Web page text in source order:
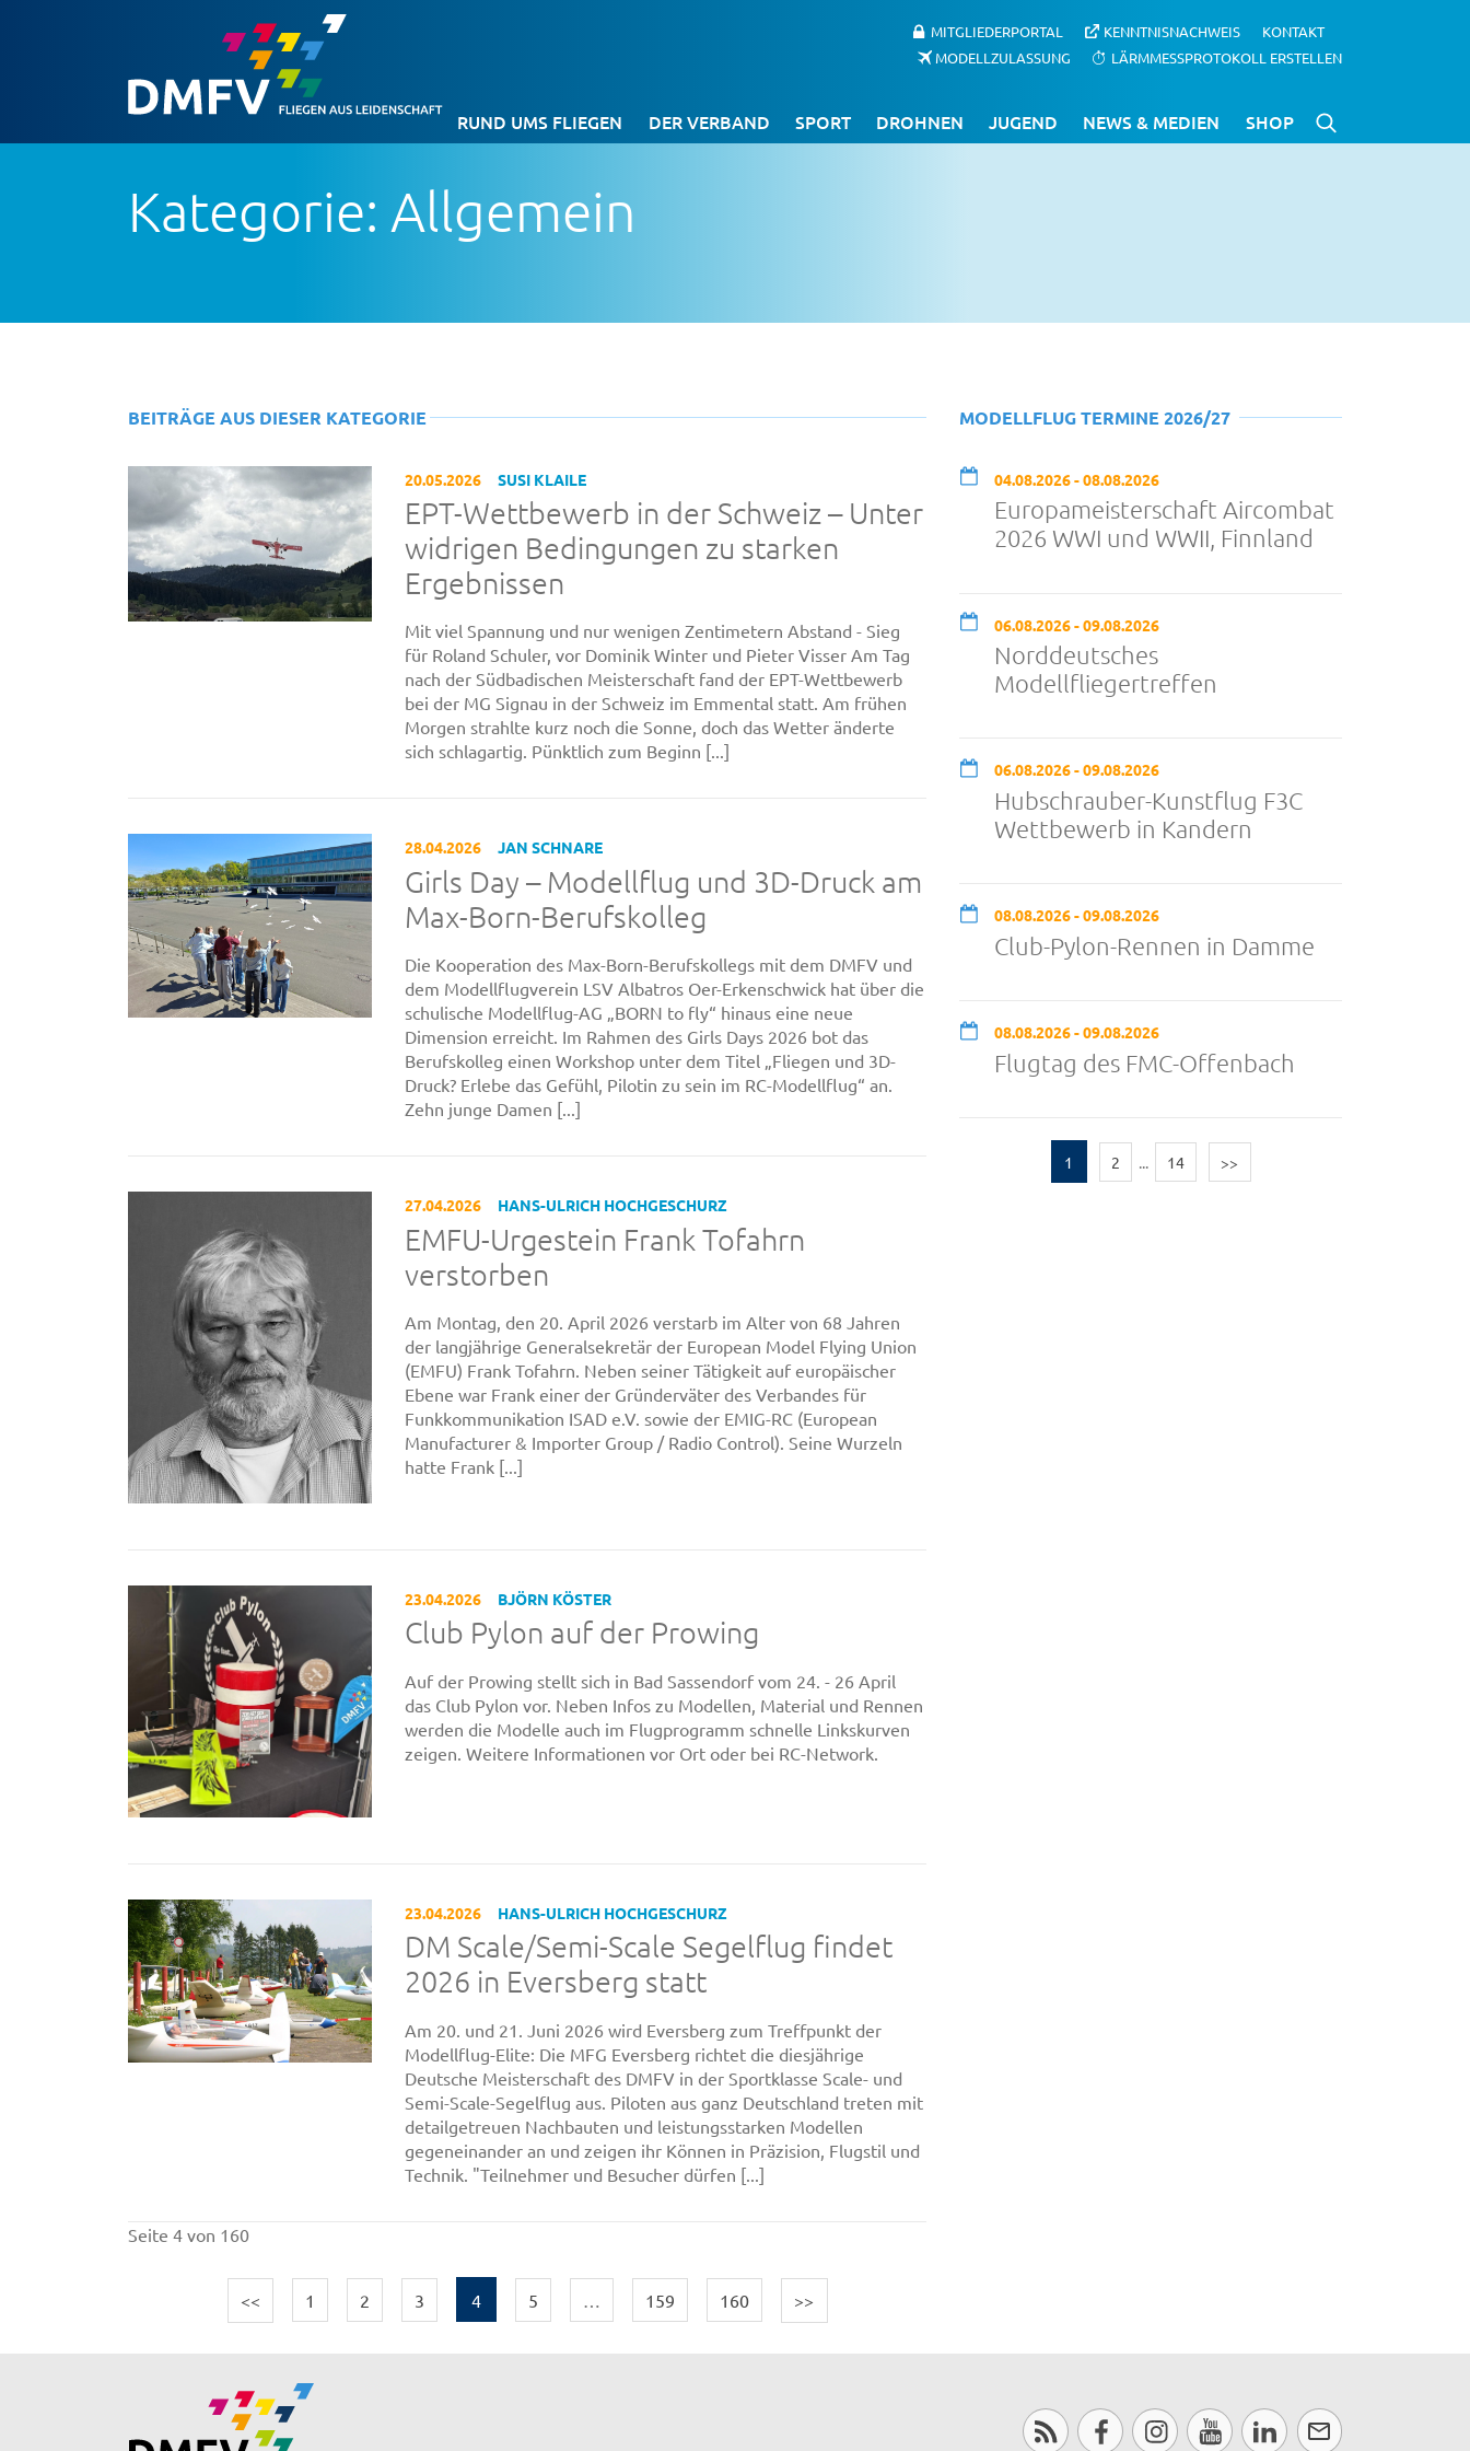
MITGLIEDERPORTAL KENNTNISNACHWEIS
KONTAKT
MODELLZULASSUNG
LÄRMMESSPROTOKOLL ERSTELLEN
RUND UMS FLIEGEN DER VERBAND SPORT DROHNEN JUGEND NEWS & MEDIEN SHOP
Kategorie: Allgemein
BEITRÄGE AUS DIESER KATEGORIE
20.05.2026 SUSI KLAILE
EPT-Wettbewerb in der Schweiz – Unter
widrigen Bedingungen zu starken
Ergebnissen
Mit viel Spannung und nur wenigen Zentimetern Abstand - Sieg
für Roland Schuler, vor Dominik Winter und Pieter Visser Am Tag
nach der Südbadischen Meisterschaft fand der EPT-Wettbewerb
bei der MG Signau in der Schweiz im Emmental statt. Am frühen
Morgen strahlte kurz noch die Sonne, doch das Wetter änderte
sich schlagartig. Pünktlich zum Beginn [...]
28.04.2026 JAN SCHNARE
Girls Day – Modellflug und 3D-Druck am
Max-Born-Berufskolleg
Die Kooperation des Max-Born-Berufskollegs mit dem DMFV und
dem Modellflugverein LSV Albatros Oer-Erkenschwick hat über die
schulische Modellflug-AG „BORN to fly“ hinaus eine neue
Dimension erreicht. Im Rahmen des Girls Days 2026 bot das
Berufskolleg einen Workshop unter dem Titel „Fliegen und 3D-
Druck? Erlebe das Gefühl, Pilotin zu sein im RC-Modellflug“ an.
Zehn junge Damen [...]
27.04.2026 HANS-ULRICH HOCHGESCHURZ
EMFU-Urgestein Frank Tofahrn
verstorben
Am Montag, den 20. April 2026 verstarb im Alter von 68 Jahren
der langjährige Generalsekretär der European Model Flying Union
(EMFU) Frank Tofahrn. Neben seiner Tätigkeit auf europäischer
Ebene war Frank einer der Gründerväter des Verbandes für
Funkkommunikation ISAD e.V. sowie der EMIG-RC (European
Manufacturer & Importer Group / Radio Control). Seine Wurzeln
hatte Frank [...]
23.04.2026 BJÖRN KÖSTER
Club Pylon auf der Prowing
Auf der Prowing stellt sich in Bad Sassendorf vom 24. - 26 April
das Club Pylon vor. Neben Infos zu Modellen, Material und Rennen
werden die Modelle auch im Flugprogramm schnelle Linkskurven
zeigen. Weitere Informationen vor Ort oder bei RC-Network.
23.04.2026 HANS-ULRICH HOCHGESCHURZ
DM Scale/Semi-Scale Segelflug findet
2026 in Eversberg statt
Am 20. und 21. Juni 2026 wird Eversberg zum Treffpunkt der
Modellflug-Elite: Die MFG Eversberg richtet die diesjährige
Deutsche Meisterschaft des DMFV in der Sportklasse Scale- und
Semi-Scale-Segelflug aus. Piloten aus ganz Deutschland treten mit
detailgetreuen Nachbauten und leistungsstarken Modellen
gegeneinander an und zeigen ihr Können in Präzision, Flugstil und
Technik. "Teilnehmer und Besucher dürfen [...]
Seite 4 von 160
<< 1 2 3 4 5 159 160 >>
MODELLFLUG TERMINE 2026/27
04.08.2026 - 08.08.2026
Europameisterschaft Aircombat
2026 WWI und WWII, Finnland
06.08.2026 - 09.08.2026
Norddeutsches
Modellfliegertreffen
06.08.2026 - 09.08.2026
Hubschrauber-Kunstflug F3C
Wettbewerb in Kandern
08.08.2026 - 09.08.2026
Club-Pylon-Rennen in Damme
08.08.2026 - 09.08.2026
Flugtag des FMC-Offenbach
1 2 ... 14 >>